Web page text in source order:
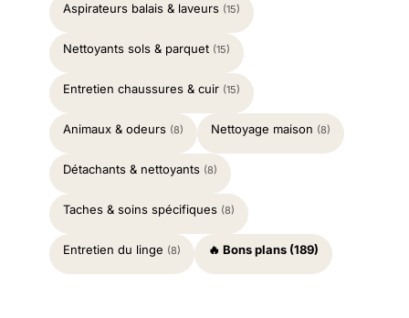
Aspirateurs balais & laveurs (15)
Nettoyants sols & parquet (15)
Entretien chaussures & cuir (15)
Animaux & odeurs (8) Nettoyage maison (8)
Détachants & nettoyants (8)
Taches & soins spécifiques (8)
Entretien du linge (8) 🔥 Bons plans (189)